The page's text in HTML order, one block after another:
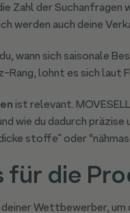
Zahl der
werden auch deine
wann sich saisonale
Rang, lohnt es sich laut
ist relevant.
wie du dadurch präzise
stoffe” oder
für die
deiner Wettbewerber,